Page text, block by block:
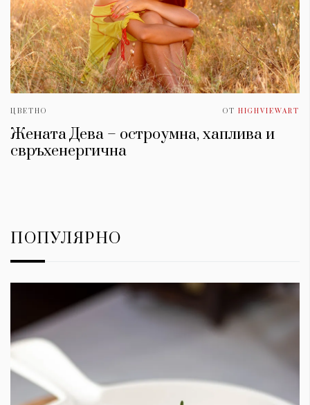
ЦВЕТНО ОТ HIGHVIEWART
Жената Дева – остроумна, хаплива и
свръхенергична
ПОПУЛЯРНО